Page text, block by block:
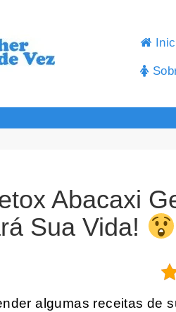
Abacaxi
Sua Vida!
algumas receitas de